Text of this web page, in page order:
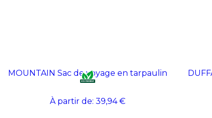
MOUNTAIN Sac de voyage en tarpaulin
À partir de: 39,94 €